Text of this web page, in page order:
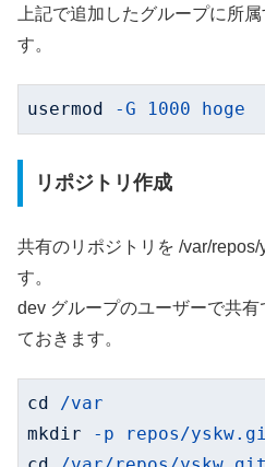
上記で追加したグループに所
す。
usermod -G 1000 hoge
リポジトリ作成
共有のリポジトリを /var/repos/
す。
dev グループのユーザーで共
ておきます。
cd
/var
mkdir
-p repos/